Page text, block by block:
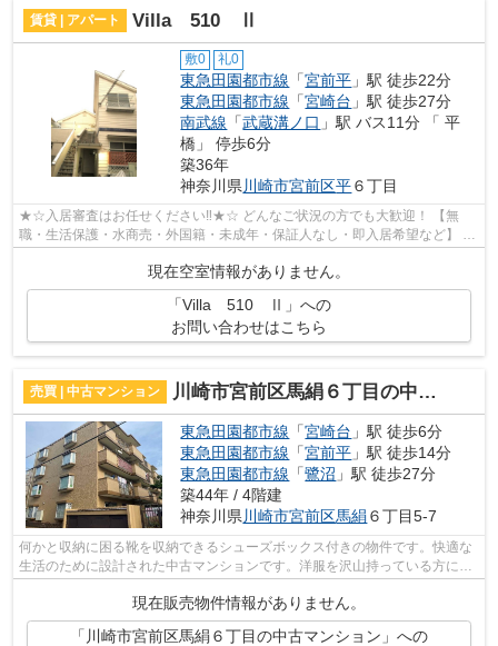
賃貸 | アパート Villa 510 Ⅱ
敷0 礼0
東急田園都市線 「宮前平 」駅 徒歩22分
東急田園都市線 「宮崎台 」駅 徒歩27分
南武線 「武蔵溝ノ口 」駅 バス11分 「 平
橋」 停歩6分
築36年
神奈川県川崎市宮前区平６丁目
★☆入居審査はお任せください‼★☆ どんなご状況の方でも大歓迎！ 【無
職・生活保護・水商売・外国籍・未成年・保証人なし・即入居希望など】 ネ
現在空室情報がありません。
「Villa 510 Ⅱ」への
お問い合わせはこちら
売買 | 中古マンション 川崎市宮前区馬絹６丁目の中古マンション
東急田園都市線 「宮崎台 」駅 徒歩6分
東急田園都市線 「宮前平 」駅 徒歩14分
東急田園都市線 「鷺沼 」駅 徒歩27分
築44年 / 4階建
神奈川県川崎市宮前区馬絹６丁目5-7
何かと収納に困る靴を収納できるシューズボックス付きの物件です。快適な
生活のために設計された中古マンションです。洋服を沢山持っている方には
現在販売物件情報がありません。
「川崎市宮前区馬絹６丁目の中古マンション」への